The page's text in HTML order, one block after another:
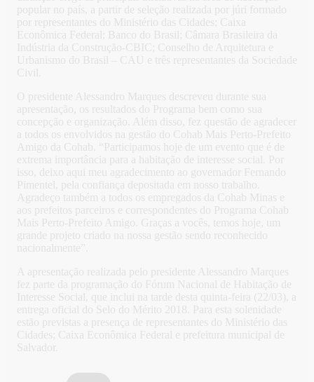
popular no país, a partir de seleção realizada por júri formado
por representantes do Ministério das Cidades; Caixa
Econômica Federal; Banco do Brasil; Câmara Brasileira da
Indústria da Construção-CBIC; Conselho de Arquitetura e
Urbanismo do Brasil – CAU e três representantes da Sociedade
Civil.
O presidente Alessandro Marques descreveu durante sua
apresentação, os resultados do Programa bem como sua
concepção e organização. Além disso, fez questão de agradecer
a todos os envolvidos na gestão do Cohab Mais Perto-Prefeito
Amigo da Cohab. “Participamos hoje de um evento que é de
extrema importância para a habitação de interesse social. Por
isso, deixo aqui meu agradecimento ao governador Fernando
Pimentel, pela confiança depositada em nosso trabalho.
Agradeço também a todos os empregados da Cohab Minas e
aos prefeitos parceiros e correspondentes do Programa Cohab
Mais Perto-Prefeito Amigo. Graças a vocês, temos hoje, um
grande projeto criado na nossa gestão sendo reconhecido
nacionalmente”.
A apresentação realizada pelo presidente Alessandro Marques
fez parte da programação do Fórum Nacional de Habitação de
Interesse Social, que inclui na tarde desta quinta-feira (22/03), a
entrega oficial do Selo do Mérito 2018. Para esta solenidade
estão previstas a presença de representantes do Ministério das
Cidades; Caixa Econômica Federal e prefeitura municipal de
Salvador.